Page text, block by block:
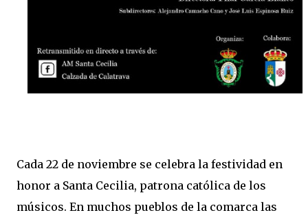
Cada 22 de noviembre se celebra la festividad en
honor a Santa Cecilia, patrona católica de los
músicos. En muchos pueblos de la comarca las